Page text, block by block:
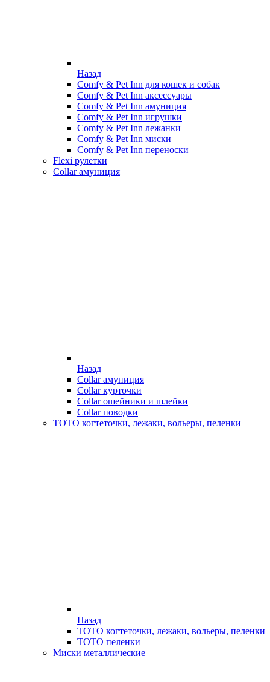
Назад
Comfy & Pet Inn для кошек и собак
Comfy & Pet Inn аксессуары
Comfy & Pet Inn амуниция
Comfy & Pet Inn игрушки
Comfy & Pet Inn лежанки
Comfy & Pet Inn миски
Comfy & Pet Inn переноски
Flexi рулетки
Collar амуниция
Назад
Collar амуниция
Collar курточки
Collar ошейники и шлейки
Collar поводки
ТОТО когтеточки, лежаки, вольеры, пеленки
Назад
ТОТО когтеточки, лежаки, вольеры, пеленки
ТОТО пеленки
Миски металлические